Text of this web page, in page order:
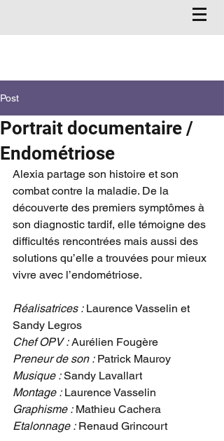
Post
Portrait documentaire /
Endométriose
Alexia partage son histoire et son
combat contre la maladie. De la
découverte des premiers symptômes à
son diagnostic tardif, elle témoigne des
difficultés rencontrées mais aussi des
solutions qu’elle a trouvées pour mieux
vivre avec l’endométriose.
Réalisatrices : Laurence Vasselin et
Sandy Legros
Chef OPV : Aurélien Fougère
Preneur de son : Patrick Mauroy
Musique : Sandy Lavallart
Montage : Laurence Vasselin
Graphisme : Mathieu Cachera
Etalonnage : Renaud Grincourt